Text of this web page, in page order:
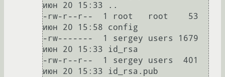
июн 20 15:33 ..
-rw-r--r--  1 root   root    53
июн 20 15:58 config
-rw-------  1 sergey users 1679
июн 20 15:33 id_rsa
-rw-r--r--  1 sergey users  401
июн 20 15:33 id_rsa.pub